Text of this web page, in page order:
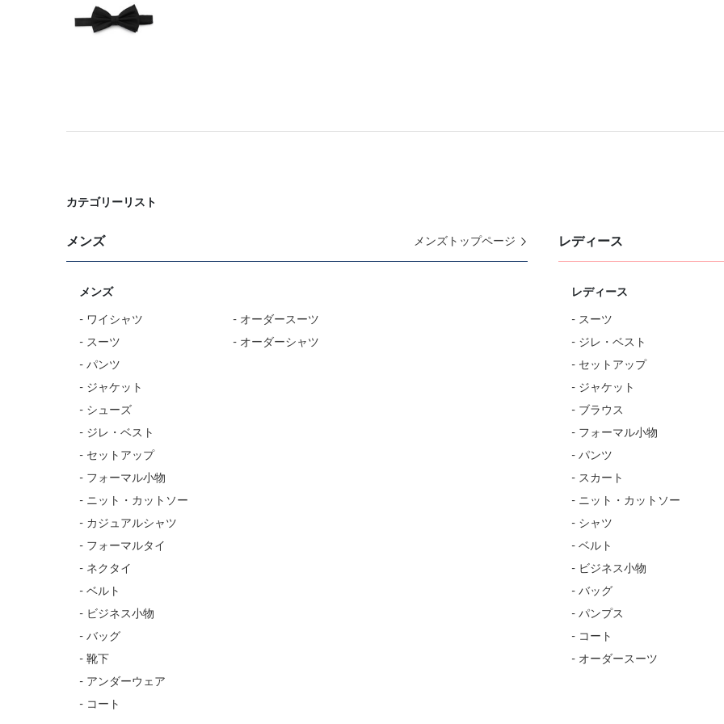
カテゴリーリスト
メンズ メンズトップページ
メンズ
- ワイシャツ
- スーツ
- パンツ
- ジャケット
- シューズ
- ジレ・ベスト
- セットアップ
- フォーマル小物
- ニット・カットソー
- カジュアルシャツ
- フォーマルタイ
- ネクタイ
- ベルト
- ビジネス小物
- バッグ
- 靴下
- アンダーウェア
- コート
- オーダースーツ
- オーダーシャツ
レディース
レディース
- スーツ
- ジレ・ベスト
- セットアップ
- ジャケット
- ブラウス
- フォーマル小物
- パンツ
- スカート
- ニット・カットソー
- シャツ
- ベルト
- ビジネス小物
- バッグ
- パンプス
- コート
- オーダースーツ